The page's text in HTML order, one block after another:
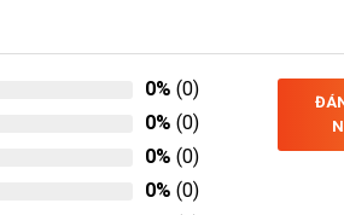
0% (0)
0% (0)
0% (0)
0% (0)